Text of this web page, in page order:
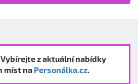
z aktuální nabídky
míst na Personálka.cz.